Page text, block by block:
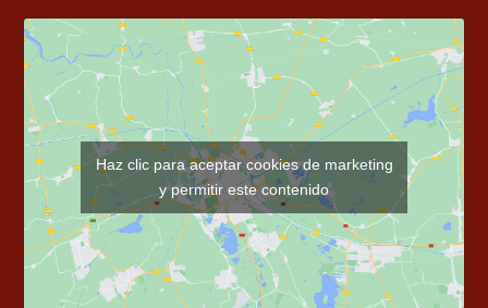
Haz clic para aceptar cookies de marketing
y permitir este contenido